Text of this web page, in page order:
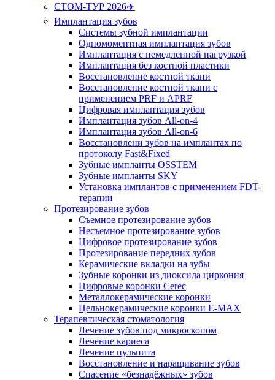
СТОМ-ТУР 2026✈️
Имплантация зубов
Системы зубной имплантации
Одномоментная имплантация зубов
Имплантация с немедленной нагрузкой
Имплантация без костной пластики
Восстановление костной ткани
Восстановление костной ткани с
применением PRF и APRF
Цифровая имплантация зубов
Имплантация зубов All-on-4
Имплантация зубов All-on-6
Восстановлени зубов на имплантах по
протоколу Fast&Fixed
Зубные импланты OSSTEM
Зубные импланты SKY
Установка имплантов с применением FDT-
терапии
Протезирование зубов
Съемное протезирование зубов
Несъемное протезирование зубов
Цифровое протезирование зубов
Протезирование передних зубов
Керамические вкладки на зубы
Зубные коронки из диоксида циркония
Цифровые коронки Cerec
Металлокерамические коронки
Цельнокерамические коронки E-MAX
Терапевтическая стоматология
Лечение зубов под микроскопом
Лечение кариеса
Лечение пульпита
Восстановление и наращивание зубов
Спасение «безнадёжных» зубов